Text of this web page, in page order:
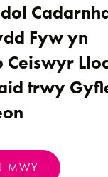
Fyw yn
Ceiswyr
trwy
MWY